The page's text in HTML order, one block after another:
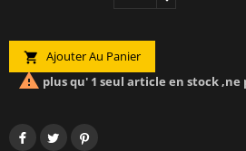
 Ajouter Au Panier
 plus qu' 1 seul article en stock ,ne